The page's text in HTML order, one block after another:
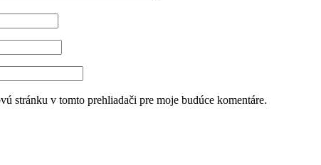
stránku v tomto prehliadači pre moje budúce komentáre.